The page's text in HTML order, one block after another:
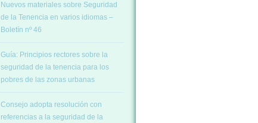
Nuevos materiales sobre Seguridad
de la Tenencia en varios idiomas –
Boletín nº 46
Guía: Principios rectores sobre la
seguridad de la tenencia para los
pobres de las zonas urbanas
Consejo adopta resolución con
referencias a la seguridad de la